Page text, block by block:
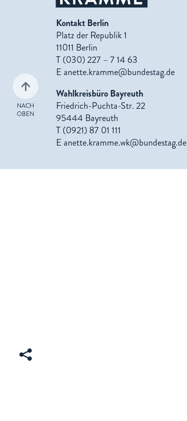
NACH
OBEN
Kontakt Berlin
Platz der Republik 1
11011 Berlin
T (030) 227 – 7 14 63
Eanette.kramme@bundestag.de
Wahlkreisbüro Bayreuth
Friedrich-Puchta-Str. 22
95444 Bayreuth
T (0921) 87 01 111
Eanette.kramme.wk@bundestag.de